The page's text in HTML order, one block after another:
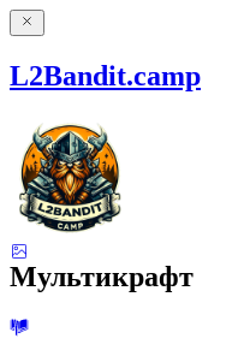
L2Bandit.camp
Мультикрафт